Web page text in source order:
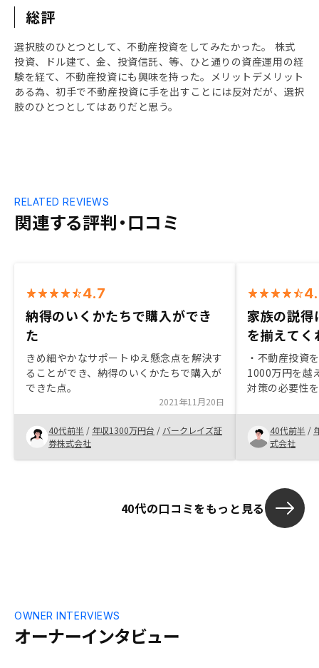
総評
選択肢のひとつとして、不動産投資をしてみたかった。 株式
投資、ドル建て、金、投資信託、等、ひと通りの資産運用の経
験を経て、不動産投資にも興味を持った。メリットデメリット
ある為、初手で不動産投資に手を出すことには反対だが、選択
肢のひとつとしてはありだと思う。
関連する評判・口コミ
RELATED REVIEWS
4.7
納得のいくかたちで購入ができ
た
きめ細やかなサポートゆえ懸念点を解決す
ることができ、納得のいくかたちで購入が
できた点。
2021年11月20日
40代前半 / 年収1300万円台 / バークレイズ証
券株式会社
家族の説得
を揃えてく
・不動産投資
1000万円を越
対策の必要性を
ベンチャーが
対応 40代前半 /
式会社
40代の口コミをもっと見る
オーナーインタビュー
OWNER INTERVIEWS